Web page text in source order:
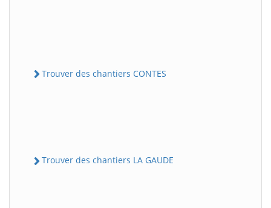
Trouver des chantiers CONTES
Trouver des chantiers LA GAUDE